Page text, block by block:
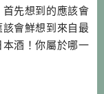
先想到的應該會
會鮮想到來自最
酒！你屬於哪一
表餐酒會，本次